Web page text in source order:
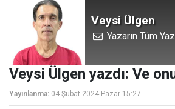
Veysi Ülgen
Yazarın Tüm
Veysi Ülgen yazdı: Ve
Yayınlanma: 04 Şubat 2024 Pazar 15:27